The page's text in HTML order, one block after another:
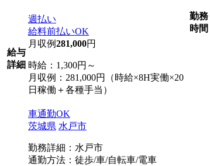
給与
詳細
週払い
給料前払いOK
月収例281,000円
時給：1,300円～
月収例：281,000円（時給×8H実働×20
日稼働＋各種手当）
車通勤OK
茨城県 水戸市
勤務詳細：水戸市
通勤方法：徒歩/車/自転車/電車
勤務
時間